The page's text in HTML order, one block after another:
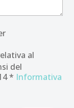
al
del
* Informativa